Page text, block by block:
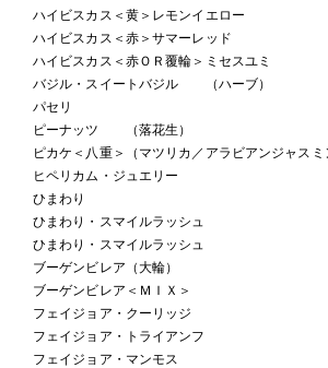
ハイビスカス＜黄＞レモンイエロー
ハイビスカス＜赤＞サマーレッド
ハイビスカス＜赤ＯＲ覆輪＞ミセスユミ
バジル・スイートバジル （ハーブ）
パセリ
ピーナッツ （落花生）
ピカケ＜八重＞（マツリカ／アラビアンジャスミ
ヒペリカム・ジュエリー
ひまわり
ひまわり・スマイルラッシュ
ひまわり・スマイルラッシュ
ブーゲンビレア（大輪）
ブーゲンビレア＜ＭＩＸ＞
フェイジョア・クーリッジ
フェイジョア・トライアンフ
フェイジョア・マンモス